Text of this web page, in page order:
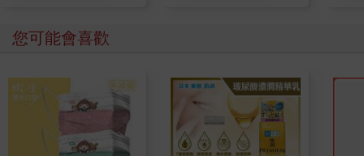
您可能也需要